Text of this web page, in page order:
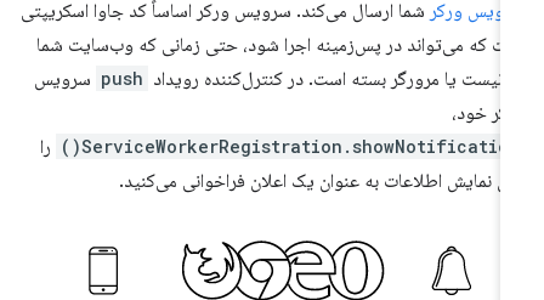
ورکرشما ارسال می‌کند. سرویس ورکر اساساً کد جاوا اسکریپتی
که می‌تواند در پس‌زمینه اجرا شود، حتی زمانی که وب‌سایت شما
نیست یا مرورگر بسته است. در کنترل‌کننده رویداد push سرویس
خود،
را
نمایش اطلاعات به عنوان یک اعلان فراخوانی می‌کنید.